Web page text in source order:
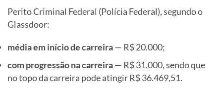
Perito Criminal Federal (Polícia Federal), segundo o
Glassdoor:
média em início de carreira— R$ 20.000;
com progressão na carreira— R$ 31.000, sendo que
no topo da carreira pode atingir R$ 36.469,51.